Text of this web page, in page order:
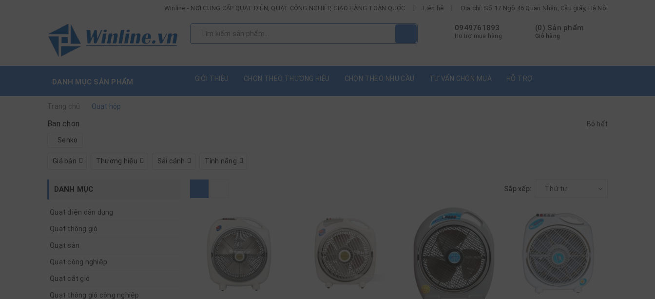
Winline - NƠI CUNG CẤP QUẠT ĐIỆN, QUẠT CÔNG NGHIỆP, GIAO HÀNG TOÀN QUỐC Liên hệ Địa chỉ: Số 17 Ngõ 46 Quan Nhân, Cầu giấy, Hà Nội
(0) Sản phẩm
Giỏ hàng
0949761893
Hỗ trợ mua hàng
DANH MỤC SẢN PHẨM GIỚI THIỆU CHỌN THEO THƯƠNG HIỆU CHỌN THEO NHU CẦU TƯ VẤN CHỌN MUA HỖ TRỢ
Trang chủ Quạt hộp
Bạn chọn Bỏ hết
Senko
Giá bán Thương hiệu Sải cánh Tính năng
DANH MỤC
Quạt điện dân dụng
Quạt thông gió
Quạt sàn
Quạt công nghiệp
Quạt cắt gió
Quạt thông gió công nghiệp
Sắp xếp: Thứ tự